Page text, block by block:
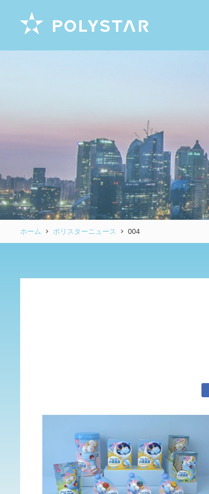
ホーム ポリスターニュース 004